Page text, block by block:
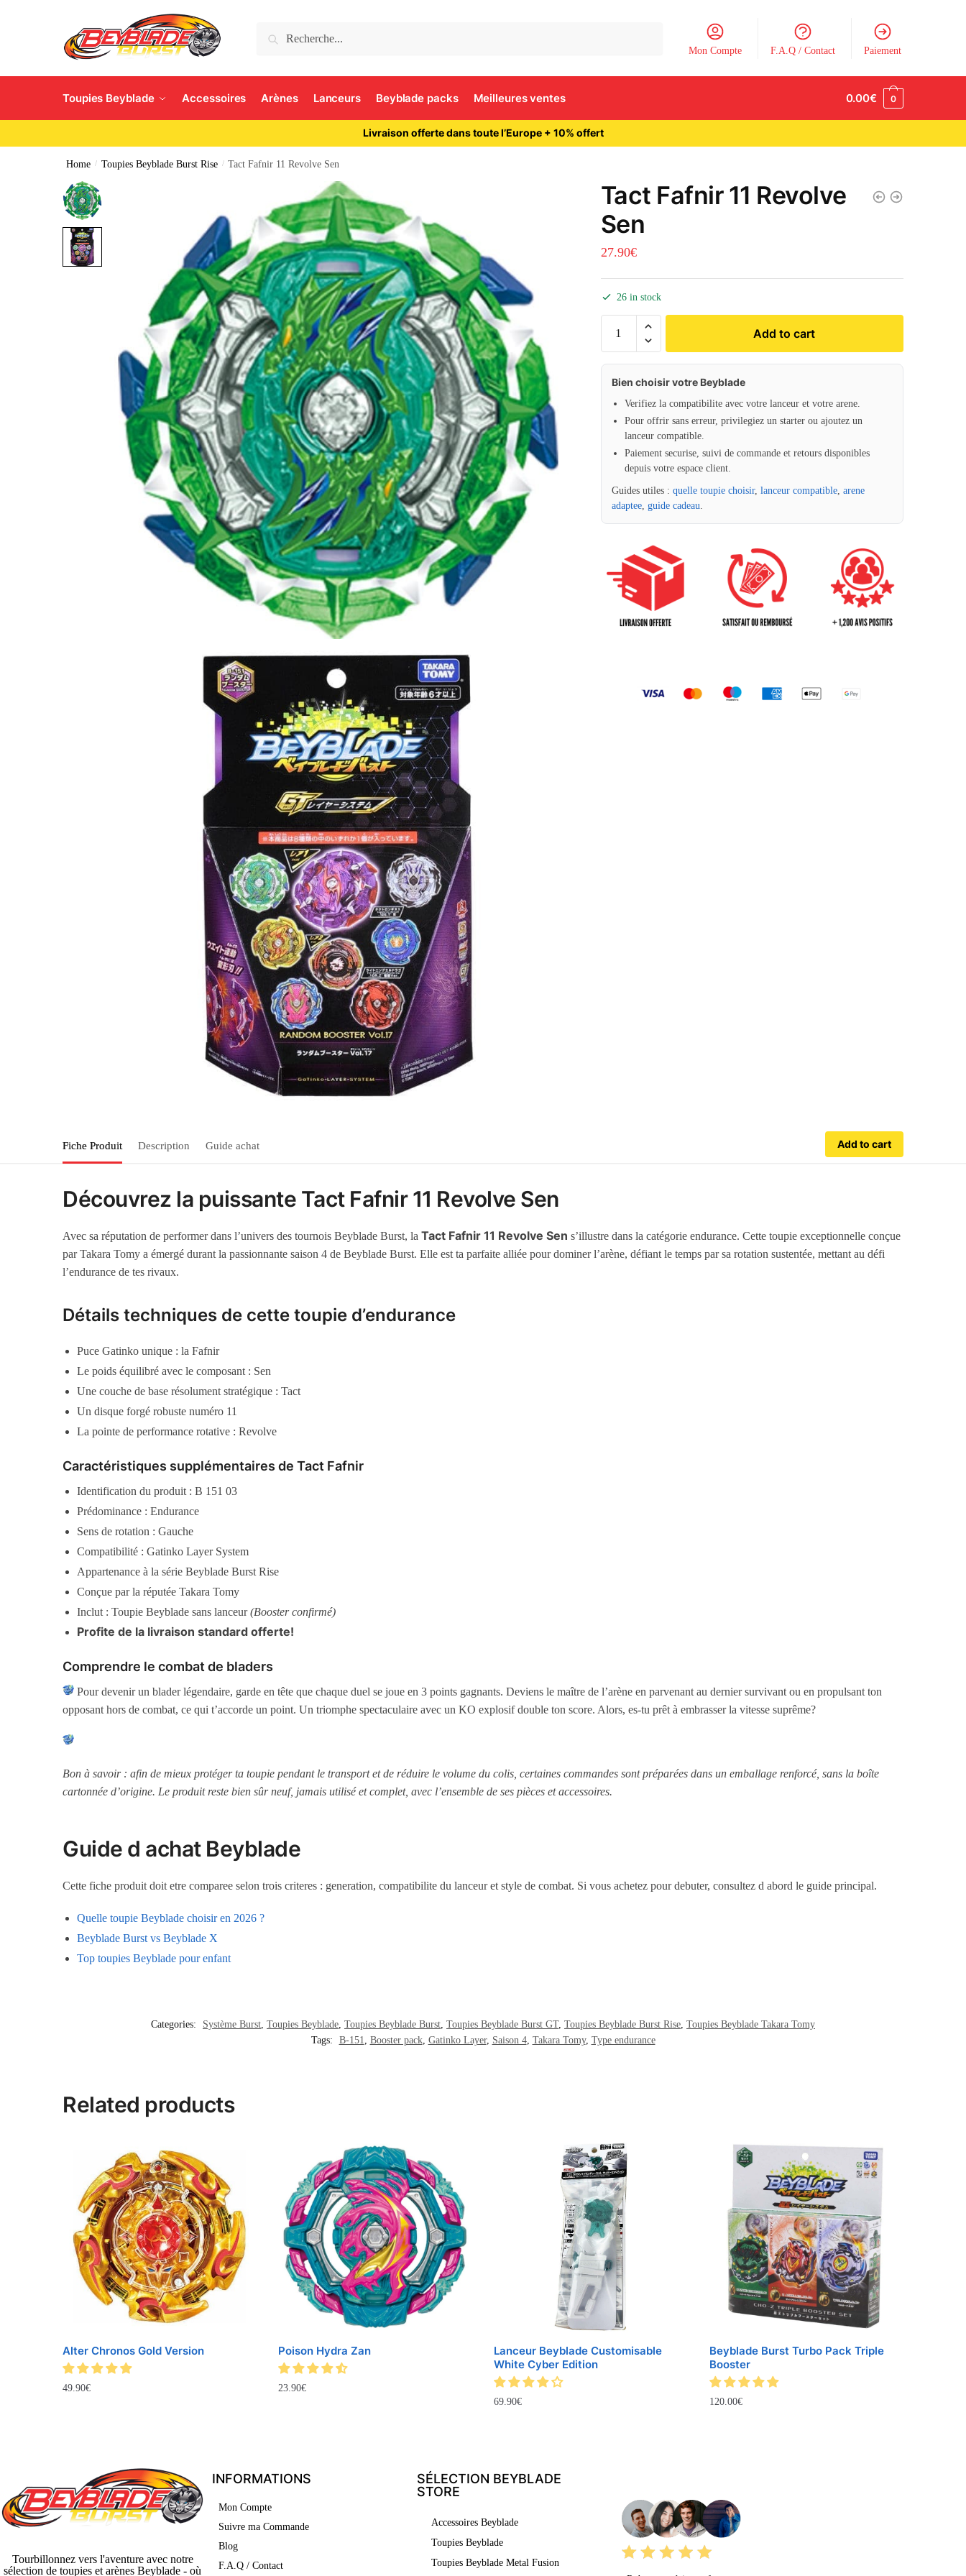
Search
Mon Compte F.A.Q / Contact Paiement
Toupies Beyblade Accessoires Arènes Lanceurs Beyblade packs Meilleures ventes 0.00€ 0
Livraison offerte dans toute l’Europe + 10% offert
Home / Toupies Beyblade Burst Rise / Tact Fafnir 11 Revolve Sen
Tact Fafnir 11 Revolve
Sen
27.90€
26 in stock
Add to cart
Bien choisir votre Beyblade
Verifiez la compatibilite avec votre lanceur et votre arene.
Pour offrir sans erreur, privilegiez un starter ou ajoutez un
lanceur compatible.
Paiement securise, suivi de commande et retours disponibles
depuis votre espace client.
Guides utiles : quelle toupie choisir, lanceur compatible, arene
adaptee, guide cadeau
Fiche Produit Description Guide achat Add to cart
Découvrez la puissante Tact Fafnir 11 Revolve Sen
Avec sa réputation de performer dans l’univers des tournois Beyblade Burst, laTact Fafnir 11 Revolve Sen s’illustre dans la catégorie endurance. Cette toupie exceptionnelle conçue
par Takara Tomy a émergé durant la passionnante saison 4 de Beyblade Burst. Elle est ta parfaite alliée pour dominer l’arène, défiant le temps par sa rotation sustentée, mettant au défi
l’endurance de tes rivaux.
Détails techniques de cette toupie d’endurance
Puce Gatinko unique : la Fafnir
Le poids équilibré avec le composant : Sen
Une couche de base résolument stratégique : Tact
Un disque forgé robuste numéro 11
La pointe de performance rotative : Revolve
Caractéristiques supplémentaires de Tact Fafnir
Identification du produit : B 151 03
Prédominance : Endurance
Sens de rotation : Gauche
Compatibilité : Gatinko Layer System
Appartenance à la série Beyblade Burst Rise
Conçue par la réputée Takara Tomy
Inclut : Toupie Beyblade sans lanceur(Booster confirmé)
Profite de la livraison standard offerte!
Comprendre le combat de bladers
Pour devenir un blader légendaire, garde en tête que chaque duel se joue en 3 points gagnants. Deviens le maître de l’arène en parvenant au dernier survivant ou en propulsant ton
opposant hors de combat, ce qui t’accorde un point. Un triomphe spectaculaire avec un KO explosif double ton score. Alors, es-tu prêt à embrasser la vitesse suprême?
Bon à savoir : afin de mieux protéger ta toupie pendant le transport et de réduire le volume du colis, certaines commandes sont préparées dans un emballage renforcé, sans la boîte
cartonnée d’origine. Le produit reste bien sûr neuf, jamais utilisé et complet, avec l’ensemble de ses pièces et accessoires.
Guide d achat Beyblade
Cette fiche produit doit etre comparee selon trois criteres : generation, compatibilite du lanceur et style de combat. Si vous achetez pour debuter, consultez d abord le guide principal.
Quelle toupie Beyblade choisir en 2026 ?
Beyblade Burst vs Beyblade X
Top toupies Beyblade pour enfant
Categories: Système Burst, Toupies Beyblade, Toupies Beyblade Burst, Toupies Beyblade Burst GT, Toupies Beyblade Burst Rise, Toupies Beyblade Takara Tomy
Tags:
B-151, Booster pack, Gatinko Layer, Saison 4, Takara Tomy, Type endurance
Related products
Alter Chronos Gold Version
49.90€
Poison Hydra Zan
23.90€
Lanceur Beyblade Customisable
White Cyber Edition
69.90€
Beyblade Burst Turbo Pack Triple
Booster
120.00€
Tourbillonnez vers l'aventure avec notre
sélection de toupies et arènes Beyblade - où
INFORMATIONS
Mon Compte
Suivre ma Commande
Blog
F.A.Q / Contact
SÉLECTION BEYBLADE
STORE
Accessoires Beyblade
Toupies Beyblade
Toupies Beyblade Metal Fusion